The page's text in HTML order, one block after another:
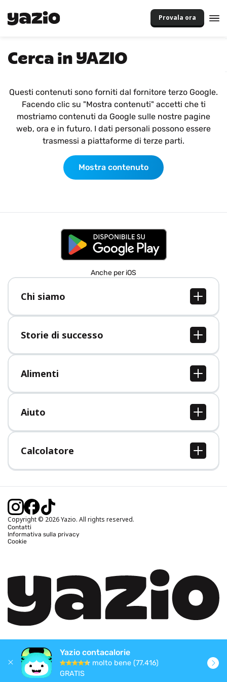
Provala ora
Cerca in YAZIO
Questi contenuti sono forniti dal fornitore terzo Google.
Facendo clic su "Mostra contenuti" accetti che ti
mostriamo contenuti da Google sulle nostre pagine
web, ora e in futuro. I dati personali possono essere
trasmessi a piattaforme di terze parti.
Mostra contenuto
Anche per iOS
Chi siamo
Chi siamo
Lavori
Stampa
Storie di successo
Tutte le storie di successo
Alimenti
Tutti i cibi
Aiuto
Centro assistenza
Calcolatore
Calcolo BMI (IMC)
Calcolo peso ideale
Calcolo calorie bruciate
Copyright © 2026 Yazio. All rights reserved.
Contatti
Informativa sulla privacy
Cookie
Yazio contacalorie
molto bene (77.416)
GRATIS